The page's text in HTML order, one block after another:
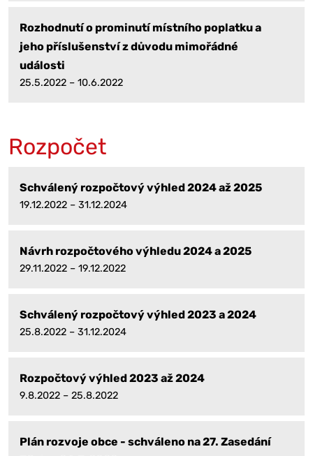
Rozhodnutí o prominutí místního poplatku a
jeho příslušenství z důvodu mimořádné
události
25.5.2022 – 10.6.2022
Rozpočet
Schválený rozpočtový výhled 2024 až 2025
19.12.2022 – 31.12.2024
Návrh rozpočtového výhledu 2024 a 2025
29.11.2022 – 19.12.2022
Schválený rozpočtový výhled 2023 a 2024
25.8.2022 – 31.12.2024
Rozpočtový výhled 2023 až 2024
9.8.2022 – 25.8.2022
Plán rozvoje obce - schváleno na 27. Zasedání